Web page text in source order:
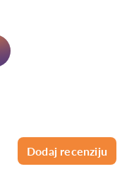
Dodaj recenziju